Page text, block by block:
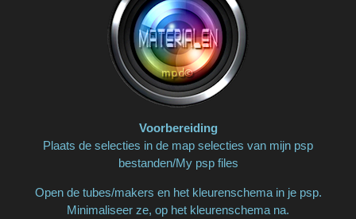
Voorbereiding
Plaats de selecties in de map selecties van mijn psp
bestanden/My psp files
Open de tubes/makers en het kleurenschema in je psp.
Minimaliseer ze, op het kleurenschema na.